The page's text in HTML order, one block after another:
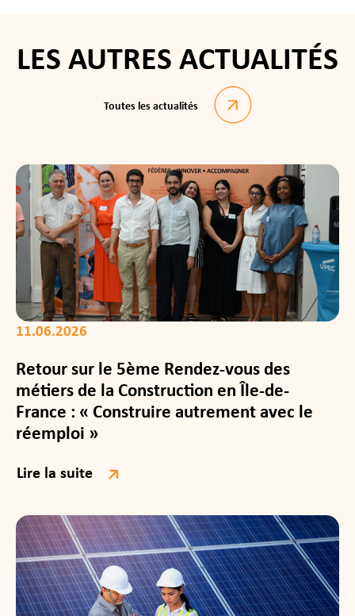
LES AUTRES ACTUALITÉS
Toutes les actualités
11.06.2026
Retour sur le 5ème Rendez-vous des
métiers de la Construction en Île-de-
France : « Construire autrement avec le
réemploi »
Lire la suite